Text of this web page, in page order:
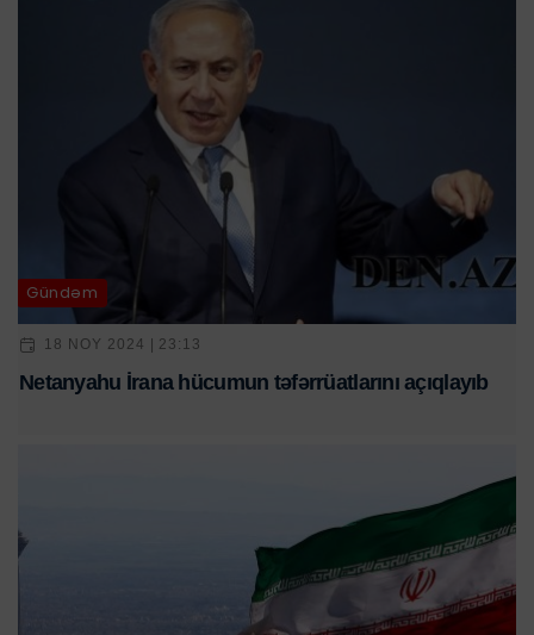
Gündəm
18 NOY 2024 | 23:13
Netanyahu İrana hücumun təfərrüatlarını açıqlayıb